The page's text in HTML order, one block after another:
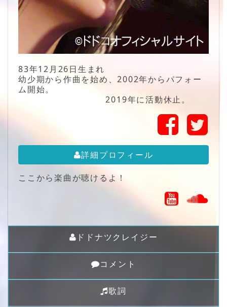
83年12月26日生まれ
幼少期から作曲を始め、2002年からパフォー
ム開始。
2019年に活動休止。
詳細プロフィール
ここから楽曲が聴けるよ！
ドドナツクレイジー
コメント
歌詞